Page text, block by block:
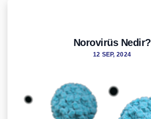
Norovirüs Nedir?
12 SEP, 2024